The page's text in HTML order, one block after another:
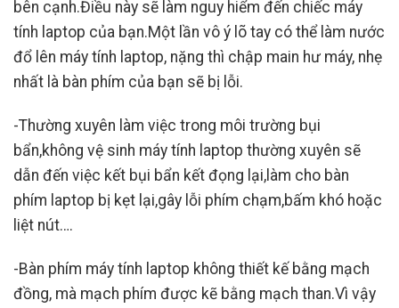
bên cạnh.Điều này sẽ làm nguy hiểm đến chiếc máy
tính laptop của bạn.Một lần vô ý lõ tay có thể làm nước
đổ lên máy tính laptop, nặng thì chập main hư máy, nhẹ
nhất là bàn phím của bạn sẽ bị lỗi.
-Thường xuyên làm việc trong môi trường bụi
bẩn,không vệ sinh máy tính laptop thường xuyên sẽ
dẫn đến việc kết bụi bẩn kết đọng lại,làm cho bàn
phím laptop bị kẹt lại,gây lỗi phím chạm,bấm khó hoặc
liệt nút….
-Bàn phím máy tính laptop không thiết kế bằng mạch
đồng, mà mạch phím được kẽ bằng mạch than.Vì vậy